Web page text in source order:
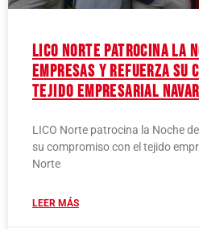
LICO Norte patrocina la
Empresas y refuerza su
tejido empresarial
LICO Norte patrocina la Noche
su compromiso con el tejido
Norte
LEER MÁS